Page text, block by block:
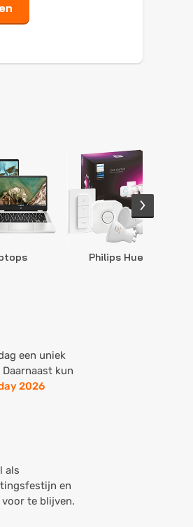
Philips Hue
een uniek
kun
2026
als
en
te blijven.